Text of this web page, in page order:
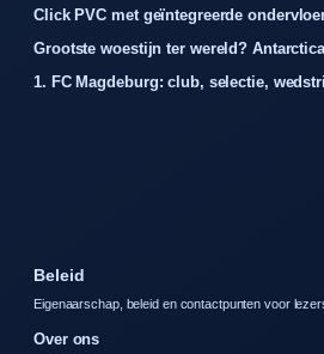
Click PVC met geïntegreerde
Grootste woestijn ter wereld?
1. FC Magdeburg: club, selectie,
Beleid
Eigenaarschap, beleid en contactpunten voor
Over ons